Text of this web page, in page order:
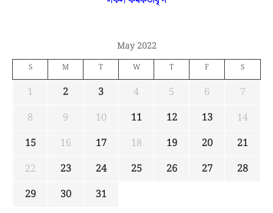
May 2022
S M T W T F S
1 2 3 4 5 6
7
8
9 10 11 12 13
14
15
16 17 18 19 20
21
22
23 24 25 26 27
28
29
30
31